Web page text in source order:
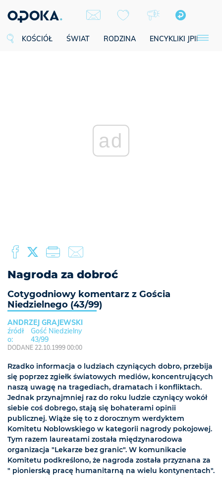
KOŚCIÓŁ ŚWIAT RODZINA ENCYKLIKI JPII
ad
Nagroda za dobroć
Cotygodniowy komentarz z Gościa
Niedzielnego (43/99)
ANDRZEJ GRAJEWSKI
Gość Niedzielny
43/99
DODANE 22.10.1999 00:00
Rzadko informacja o ludziach czyniących dobro, przebija
się poprzez zgiełk światowych mediów, koncentrujących
naszą uwagę na tragediach, dramatach i konfliktach.
Jednak przynajmniej raz do roku ludzie czyniący wokół
siebie coś dobrego, stają się bohaterami opinii
publicznej. Wiąże się to z dorocznym werdyktem
Komitetu Noblowskiego w kategorii nagrody pokojowej.
Tym razem laureatami została międzynarodowa
organizacja "Lekarze bez granic". W komunikacie
Komitetu podkreślono, że nagroda została przyznana za
" pionierską pracę humanitarną na wielu kontynentach".